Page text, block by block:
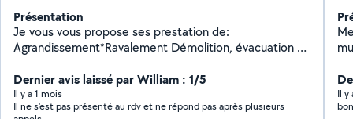
Présentation
Je vous vous propose ses prestation de:
Agrandissement*Ravalement Démolition, évacuation /
fondation/ maçonnerie Pose placo / Enduit / Ratissage
Peinture / Enduit / Bande joint*Revêtement des sols /
Rénovation sol Pose de parquet / lino Pose carrelage
Dernier avis laissé par William : 1/5
Il y a 1 mois
Il ne s'est pas présenté au rdv et ne répond pas après plusieurs
et
Il y